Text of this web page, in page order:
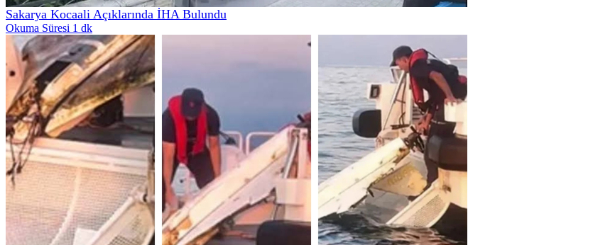
Sakarya Kocaali Açıklarında İHA Bulundu
Okuma Süresi 1 dk